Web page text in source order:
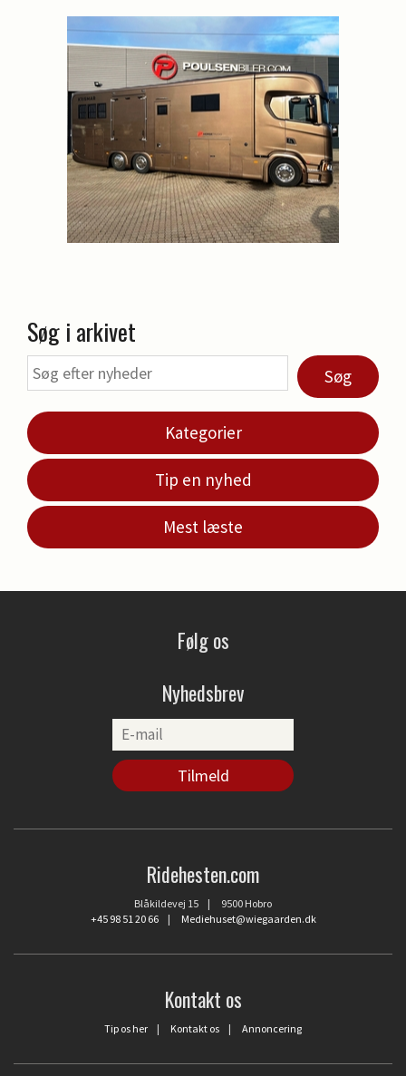
Søg i arkivet
Søg
Kategorier
Tip en nyhed
Mest læste
Følg os
Nyhedsbrev
Ridehesten.com
Blåkildevej 15 | 9500 Hobro
+45 98 51 20 66| Mediehuset@wiegaarden.dk
Kontakt os
Tip os her | Kontakt os | Annoncering